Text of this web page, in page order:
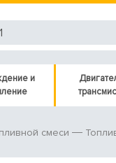
и
смеси